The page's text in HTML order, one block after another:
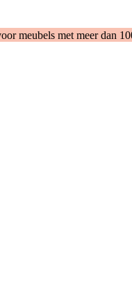
meubels met meer dan